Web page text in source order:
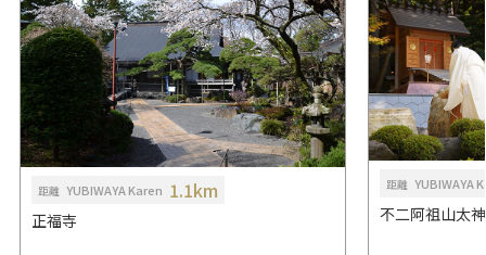
距離 YUBIWAYA Karen 1.1km
正福寺
距離 YUBIWAYA
不二阿祖山太